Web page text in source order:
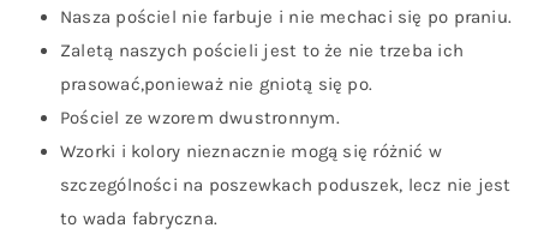
Nasza pościel nie farbuje i nie mechaci się po praniu.
Zaletą naszych pościeli jest to że nie trzeba ich
prasować,ponieważ nie gniotą się po.
Pościel ze wzorem dwustronnym.
Wzorki i kolory nieznacznie mogą się różnić w
szczególności na poszewkach poduszek, lecz nie jest
to wada fabryczna.